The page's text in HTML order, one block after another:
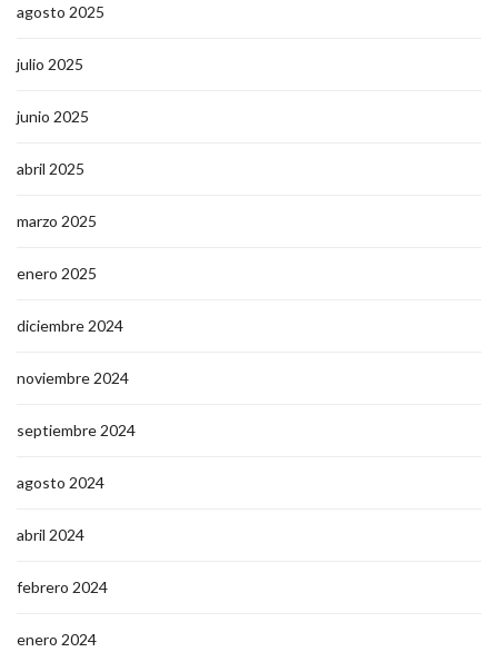
agosto 2025
julio 2025
junio 2025
abril 2025
marzo 2025
enero 2025
diciembre 2024
noviembre 2024
septiembre 2024
agosto 2024
abril 2024
febrero 2024
enero 2024